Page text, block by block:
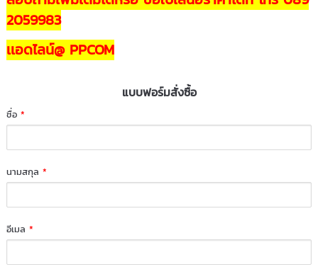
2059983
เเอดไลน์@ PPCOM
แบบฟอร์มสั่งซื้อ
ชื่อ*
นามสกุล*
อีเมล*